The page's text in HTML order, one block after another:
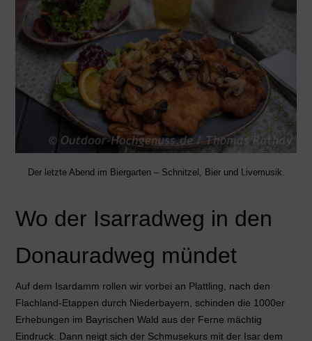
Der letzte Abend im Biergarten – Schnitzel, Bier und Livemusik.
Wo der Isarradweg in den
Donauradweg mündet
Auf dem Isardamm rollen wir vorbei an Plattling, nach den
Flachland-Etappen durch Niederbayern, schinden die 1000er
Erhebungen im Bayrischen Wald aus der Ferne mächtig
Eindruck. Dann neigt sich der Schmusekurs mit der Isar dem